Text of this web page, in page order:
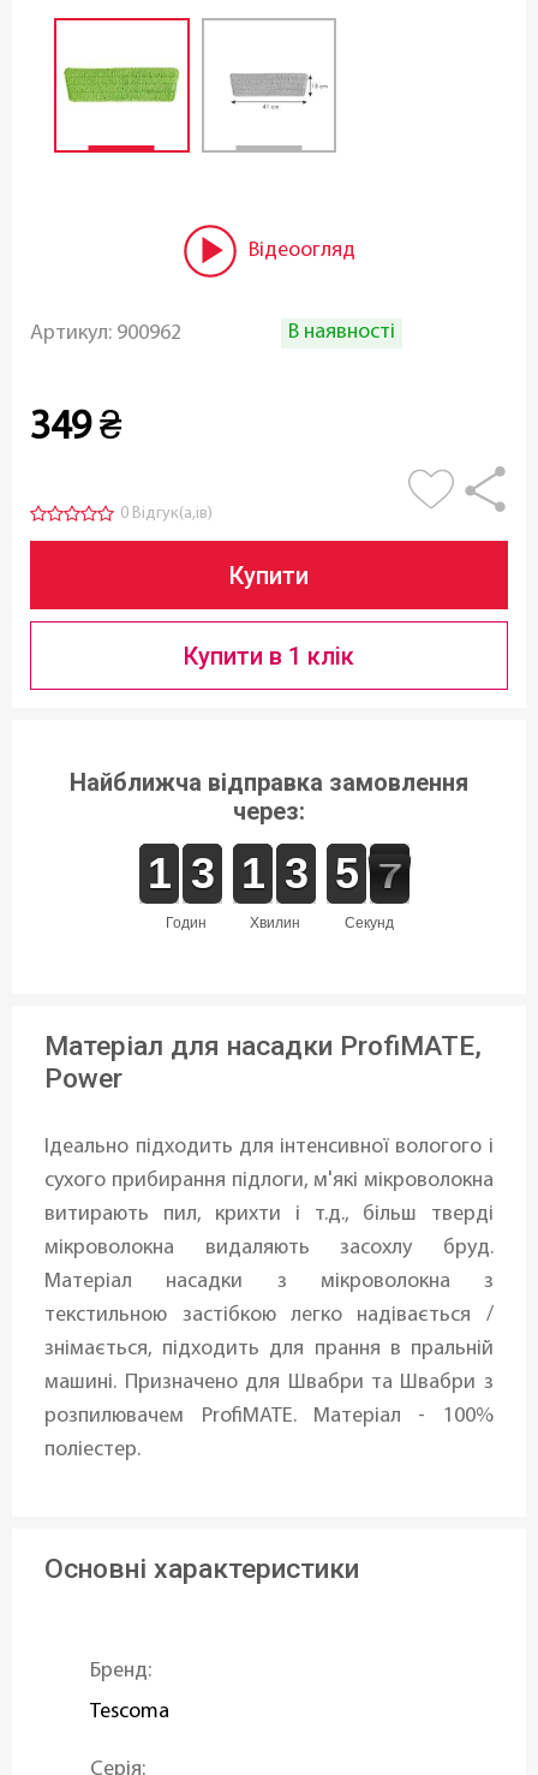
Відеоогляд
Артикул: 900962 В наявності
349 ₴
0 Відгук(а,ів)
Купити
Купити в 1 клік
Найближча відправка замовлення
через:
годин
1
1
1
1 2
2
3
3
хвилин
1
1
1
1 4
3
3
секунд
0
5
5 7
6
6
Матеріал для насадки ProfiMATE,
Power
Ідеально підходить для інтенсивної вологого і
сухого прибирання підлоги, м'які мікроволокна
витирають пил, крихти і т.д., більш тверді
мікроволокна видаляють засохлу бруд.
Матеріал насадки з мікроволокна з
текстильною застібкою легко надівається /
знімається, підходить для прання в пральній
машині. Призначено для Швабри та Швабри з
розпилювачем ProfiMATE. Матеріал - 100%
поліестер.
Основні характеристики
Бренд:
Tescoma
Серія: